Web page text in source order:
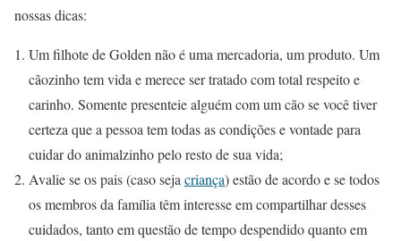
nossas dicas:
Um filhote de Golden não é uma mercadoria, um produto. Um
cãozinho tem vida e merece ser tratado com total respeito e
carinho. Somente presenteie alguém com um cão se você tiver
certeza que a pessoa tem todas as condições e vontade para
cuidar do animalzinho pelo resto de sua vida;
Avalie se os pais (caso seja criança) estão de acordo e se todos
os membros da família têm interesse em compartilhar desses
cuidados, tanto em questão de tempo despendido quanto em